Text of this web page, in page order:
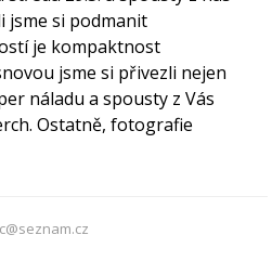
jsme si podmanit
je kompaktnost
jsme si přivezli nejen
náladu a spousty z Vás
Ostatně, fotografie